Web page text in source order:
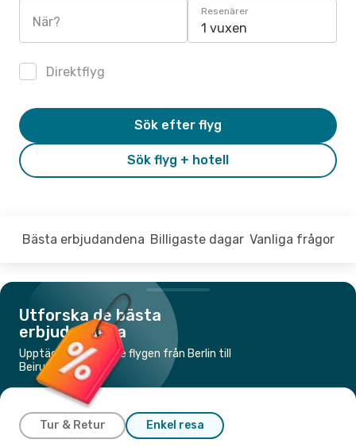
När?
Resenärer
1 vuxen
Direktflyg
Sök flyg + hotell
Sök efter flyg
Bästa erbjudandena Billigaste dagar Vanliga frågor
Utforska de bästa
erbjudandena
Upptäck de billigaste flygen från Berlin till
Beirut
Tur & Retur Enkel resa